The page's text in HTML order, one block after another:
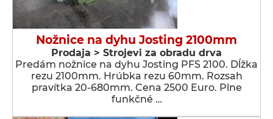
Nožnice na dyhu Josting 2100mm
Prodaja > Strojevi za obradu drva
Predám nožnice na dyhu Josting PFS 2100. Dĺžka
rezu 2100mm. Hrúbka rezu 60mm. Rozsah
pravítka 20-680mm. Cena 2500 Euro. Plne
funkčné …